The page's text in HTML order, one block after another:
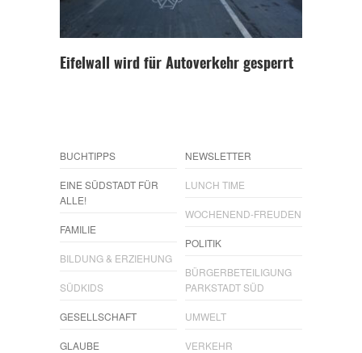
Eifelwall wird für Autoverkehr gesperrt
BUCHTIPPS
EINE SÜDSTADT FÜR
ALLE!
FAMILIE
BILDUNG & ERZIEHUNG
SÜDKIDS
GESELLSCHAFT
GLAUBE
NEWSLETTER
LUNCH TIME
WOCHENEND-FREUDEN
POLITIK
BÜRGERBETEILIGUNG
PARKSTADT SÜD
UMWELT
VERKEHR